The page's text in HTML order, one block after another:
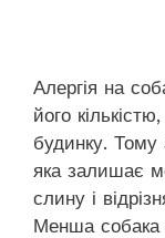
Алергія на
його
будинку. Тому
яка залишає
слину і
Менша собака